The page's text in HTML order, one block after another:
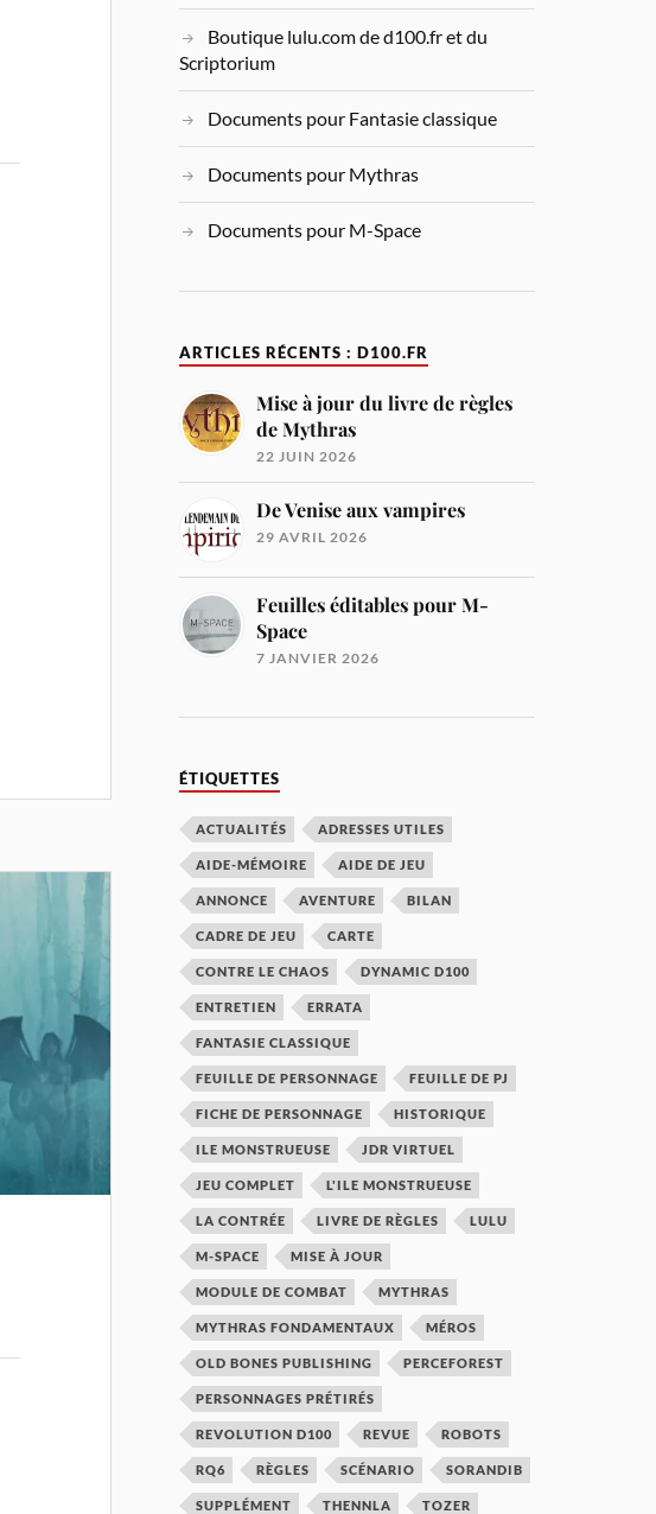
Boutique lulu.com de d100.fr et du
Scriptorium
Documents pour Fantasie classique
Documents pour Mythras
Documents pour M-Space
ARTICLES RÉCENTS : D100.FR
Mise à jour du livre de règles
de Mythras
22 JUIN 2026
De Venise aux vampires
29 AVRIL 2026
Feuilles éditables pour M-
Space
7 JANVIER 2026
ÉTIQUETTES
ACTUALITÉS ADRESSES UTILES
AIDE-MÉMOIRE AIDE DE JEU
ANNONCE AVENTURE BILAN
CADRE DE JEU CARTE
CONTRE LE CHAOS DYNAMIC D100
ENTRETIEN ERRATA
FANTASIE CLASSIQUE
FEUILLE DE PERSONNAGE FEUILLE DE PJ
FICHE DE PERSONNAGE HISTORIQUE
ILE MONSTRUEUSE JDR VIRTUEL
JEU COMPLET L'ILE MONSTRUEUSE
LA CONTRÉE LIVRE DE RÈGLES LULU
M-SPACE MISE À JOUR
MODULE DE COMBAT MYTHRAS
MYTHRAS FONDAMENTAUX MÉROS
OLD BONES PUBLISHING PERCEFOREST
PERSONNAGES PRÉTIRÉS
REVOLUTION D100 REVUE ROBOTS
RQ6 RÈGLES SCÉNARIO SORANDIB
SUPPLÉMENT THENNLA TOZER